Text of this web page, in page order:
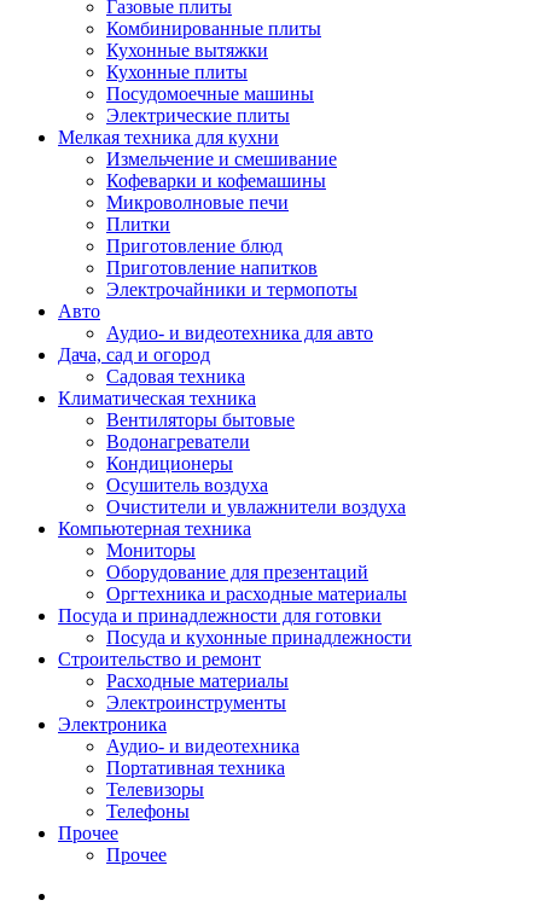
Газовые плиты
Комбинированные плиты
Кухонные вытяжки
Кухонные плиты
Посудомоечные машины
Электрические плиты
Мелкая техника для кухни
Измельчение и смешивание
Кофеварки и кофемашины
Микроволновые печи
Плитки
Приготовление блюд
Приготовление напитков
Электрочайники и термопоты
Авто
Аудио- и видеотехника для авто
Дача, сад и огород
Садовая техника
Климатическая техника
Вентиляторы бытовые
Водонагреватели
Кондиционеры
Осушитель воздуха
Очистители и увлажнители воздуха
Компьютерная техника
Мониторы
Оборудование для презентаций
Оргтехника и расходные материалы
Посуда и принадлежности для готовки
Посуда и кухонные принадлежности
Строительство и ремонт
Расходные материалы
Электроинструменты
Электроника
Аудио- и видеотехника
Портативная техника
Телевизоры
Телефоны
Прочее
Прочее